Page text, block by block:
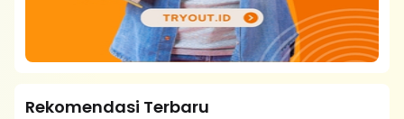
Rekomendasi Terbaru